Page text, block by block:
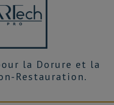
la Dorure et la
Restauration.